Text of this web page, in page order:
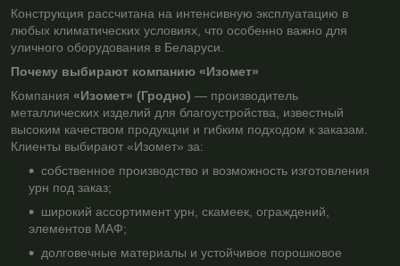
Конструкция рассчитана на интенсивную эксплуатацию в
любых климатических условиях, что особенно важно для
уличного оборудования в Беларуси.
Почему выбирают компанию «Изомет»
Компания «Изомет» (Гродно) — производитель
металлических изделий для благоустройства, известный
высоким качеством продукции и гибким подходом к заказам.
Клиенты выбирают «Изомет» за:
собственное производство и возможность изготовления
урн под заказ;
широкий ассортимент урн, скамеек, ограждений,
элементов МАФ;
долговечные материалы и устойчивое порошковое